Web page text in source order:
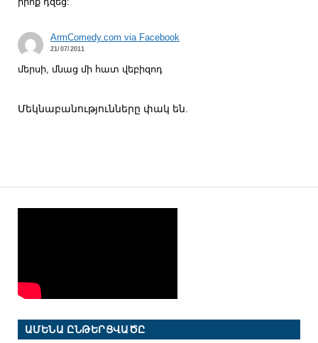
իրոք դզեց:
ArmComedy.com via Facebook
21/07/2011
մերսի, մնաց մի հատ վեբիզոդ
Մեկնաբանությունները փակ են.
ԱՄԵՆԱ ԸՆԹԵՐՑՎԱԾԸ